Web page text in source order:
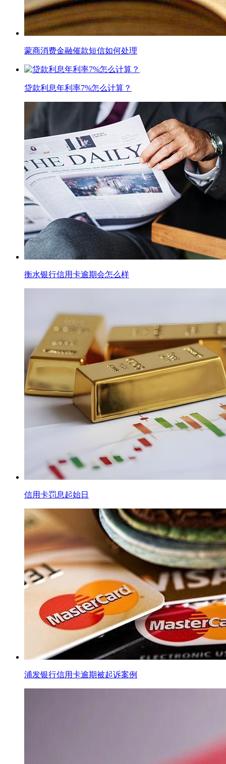
蒙商消费金融催款短信如何处理
贷款利息年利率7%怎么计算？
衡水银行信用卡逾期会怎么样
信用卡罚息起始日
浦发银行信用卡逾期被起诉案例